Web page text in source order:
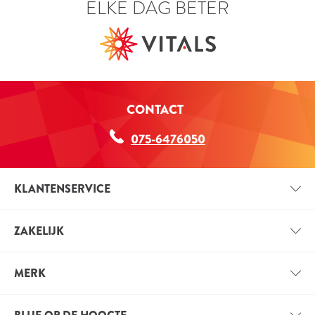
ELKE DAG BETER
CONTACT
075-6476050
KLANTENSERVICE
VERZENDINFORMATIE
ZAKELIJK
VACATURES
MERK